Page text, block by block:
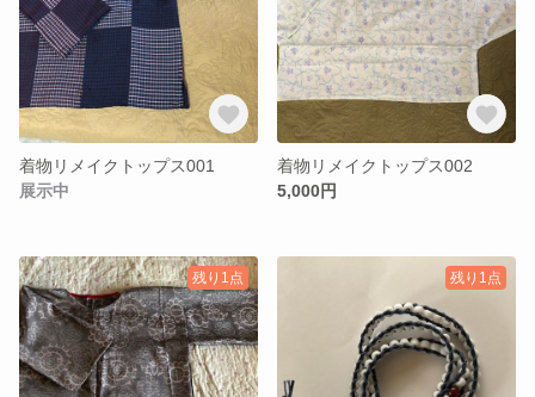
着物リメイクトップス001
展示中
着物リメイクトップス002
5,000円
残り1点 残り1点